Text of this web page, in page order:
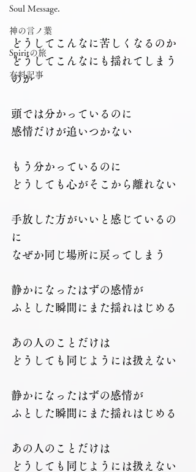
Soul Message.
神の言ノ葉
Spiritの旅
有料記事
どうしてこんなに苦しくなるのか
どうしてこんなにも揺れてしまう
のか
頭では分かっているのに
感情だけが追いつかない
もう分かっているのに
どうしても心がそこから離れない
手放した方がいいと感じているの
に
なぜか同じ場所に戻ってしまう
静かになったはずの感情が
ふとした瞬間にまた揺れはじめる
あの人のことだけは
どうしても同じようには扱えない
静かになったはずの感情が
ふとした瞬間にまた揺れはじめる
あの人のことだけは
どうしても同じようには扱えない